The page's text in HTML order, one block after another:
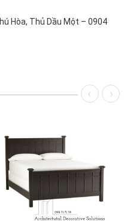
Hòa, Thủ Dầu Một – 0904